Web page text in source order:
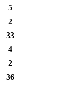
5
2
33
4
2
36